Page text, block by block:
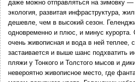
даже можно отправляться на зимовку
экология, развитая инфраструктура,
дешевле, чем в высокий сезон.
одновременно и плюс, и минус курорта.
очень живописная и вода в ней теплее,
застаивается и выше шанс подхватить
пляжи у Тонкого и Толстого мысов и
невероятно живописное место, где